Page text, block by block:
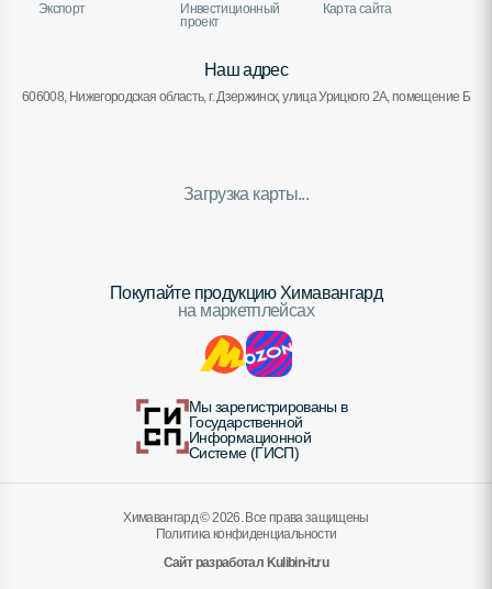
Экспорт
Инвестиционный
проект
Карта сайта
Наш адрес
606008, Нижегородская область, г. Дзержинск, улица Урицкого 2А, помещение Б
Загрузка карты...
Покупайте продукцию Химавангард
на маркетплейсах
Мы зарегистрированы в
Государственной
Информационной
Системе (ГИСП)
Химавангард ©2026. Все права защищены
Политика конфиденциальности
Сайт разработал Kulibin-it.ru